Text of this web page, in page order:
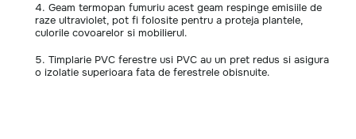
Geam termopan fumuriu acest geam respinge emisiile de
raze ultraviolet, pot fi folosite pentru a proteja plantele,
culorile covoarelor si mobilierul.
Timplarie PVC ferestre usi PVC au un pret redus si asigura
o izolatie superioara fata de ferestrele obisnuite.